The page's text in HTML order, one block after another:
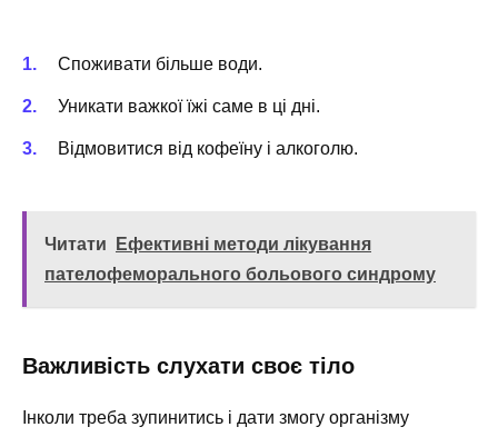
Споживати більше води.
Уникати важкої їжі саме в ці дні.
Відмовитися від кофеїну і алкоголю.
Читати
Ефективні методи лікування
пателофеморального больового синдрому
Важливість слухати своє тіло
Інколи треба зупинитись і дати змогу організму